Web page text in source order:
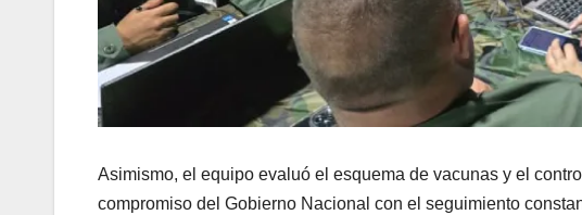
Asimismo, el equipo evaluó el esquema de vacunas y el
compromiso del Gobierno Nacional con el seguimiento